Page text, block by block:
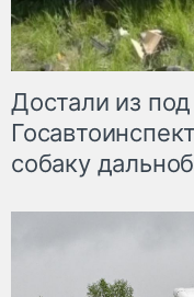
Достали из
собаку